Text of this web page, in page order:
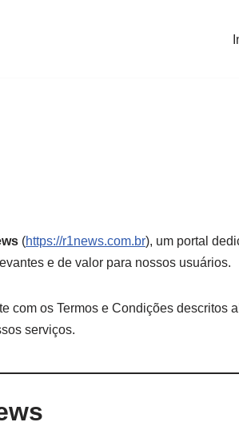
(https://r1news.com.br), um portal
e de valor para nossos usuários.
com os Termos e Condições descritos
serviços.